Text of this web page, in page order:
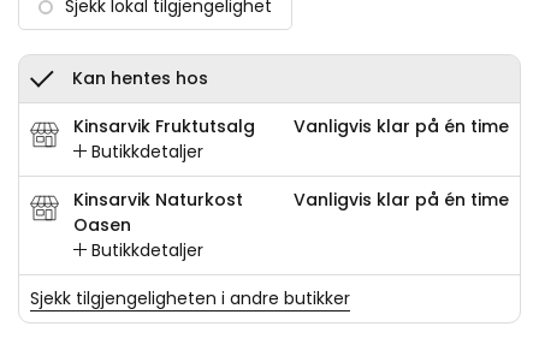
Sjekk lokal tilgjengelighet
Kan hentes hos
Kinsarvik Fruktutsalg
Butikkdetaljer
Vanligvis klar på én time
Kinsarvik Naturkost
Oasen
Butikkdetaljer
Vanligvis klar på én time
Sjekk tilgjengeligheten i andre butikker